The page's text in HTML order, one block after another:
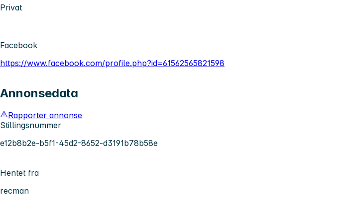
Privat
Facebook
https://www.facebook.com/profile.php?id=61562565821598
Annonsedata
Rapporter annonse
Stillingsnummer
e12b8b2e-b5f1-45d2-8652-d3191b78b58e
Hentet fra
recman